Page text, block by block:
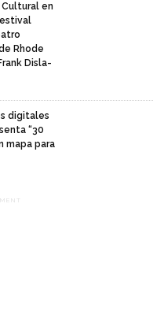
en
Rhode
Disla-
digitales
“30
mapa para